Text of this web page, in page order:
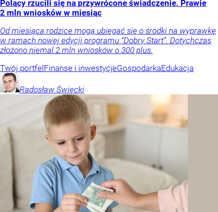
Polacy rzucili się na przywrócone świadczenie. Prawie
2 mln wniosków w miesiąc
Od miesiąca rodzice mogą ubiegać się o środki na wyprawkę
w ramach nowej edycji programu “Dobry Start”. Dotychczas
złożono niemal 2 mln wniosków o 300 plus.
Twój portfelFinanse i inwestycjeGospodarkaEdukacja
Radosław Święcki